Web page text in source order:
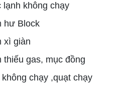
lạnh không chạy
hư Block
xì giàn
thiếu gas, mục đồng
chạy ,quạt chạy